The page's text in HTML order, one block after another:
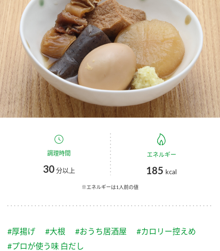
お酢ドリンク ぽん酢
みりん風・料理酒 鍋用調味料
つゆ たれ
スープ 中華
ふりかけ おすしの素
キャンペーン情報
ブランド・スペシャルサイト
ブランド・スペシャルサイト トップ
商品ブランドサイト
Fibee（ファイビー）
くらしプラ酢
お酢ドリンク
つゆ
納豆のサイト
企業情報
国内事業概要
企業理念
ミツカンの歴史
ミツカンを知る
環境への取り組み
お客様相談センター
調理時間
30分以上
エネルギー
185 kcal
※エネルギーは1人前の値
#厚揚げ #大根 #おうち居酒屋
#カロリー控えめ
#プロが使う味 白だし